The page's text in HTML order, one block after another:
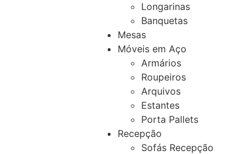
Longarinas
Banquetas
Mesas
Móveis em Aço
Armários
Roupeiros
Arquivos
Estantes
Porta Pallets
Recepção
Sofás Recepção